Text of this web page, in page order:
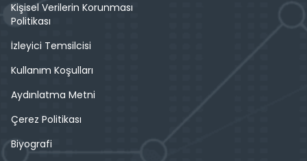
Kişisel Verilerin Korunması
Politikası
İzleyici Temsilcisi
Kullanım Koşulları
Aydınlatma Metni
Çerez Politikası
Biyografi